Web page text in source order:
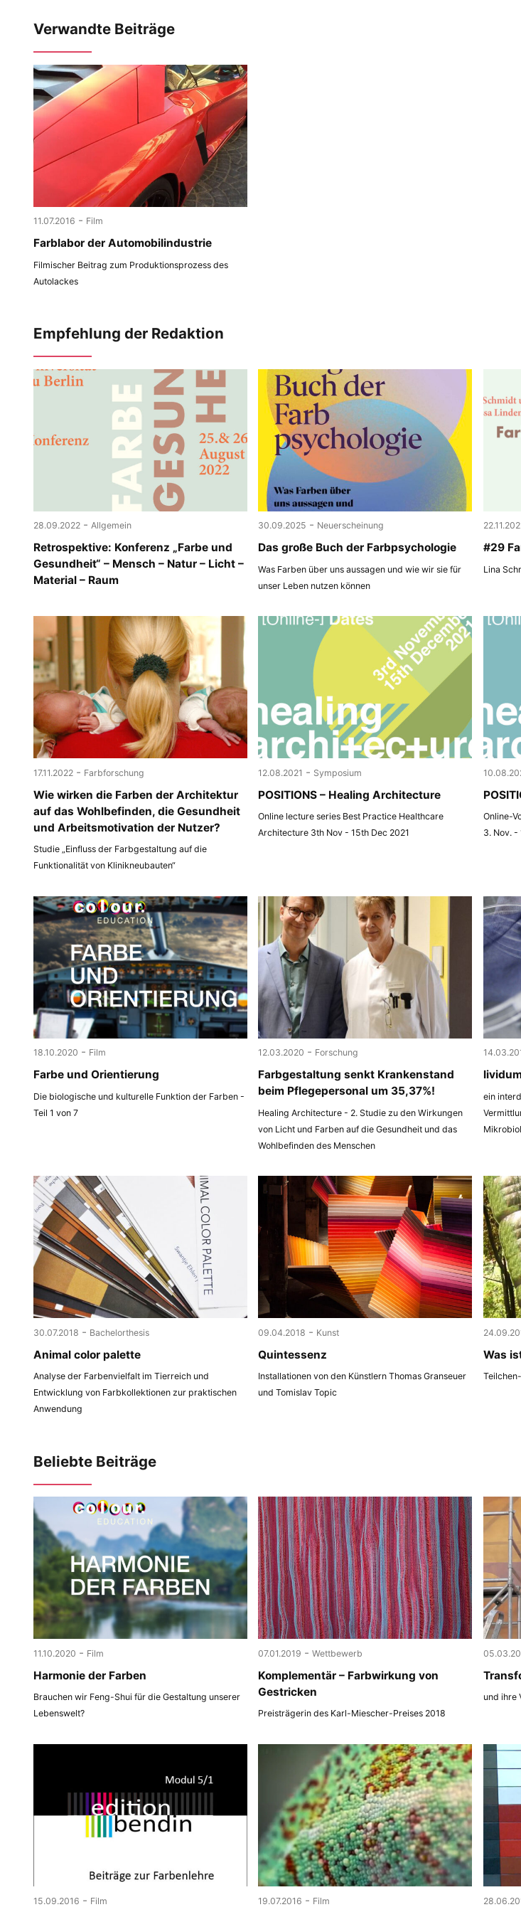
Verwandte Beiträge
11.07.2016 - Film
Farblabor der Automobilindustrie
Filmischer Beitrag zum Produktionsprozess des
Autolackes
Empfehlung der Redaktion
28.09.2022 - Allgemein
Retrospektive: Konferenz „Farbe und
Gesundheit“ – Mensch – Natur – Licht –
Material – Raum
30.09.2025 - Neuerscheinung
Das große Buch der Farbpsychologie
Was Farben über uns aussagen und wie wir sie für
unser Leben nutzen können
#29
Lina
17.11.2022 - Farbforschung
Wie wirken die Farben der Architektur
auf das Wohlbefinden, die Gesundheit
und Arbeitsmotivation der Nutzer?
Studie „Einfluss der Farbgestaltung auf die
Funktionalität von Klinikneubauten“
12.08.2021 - Symposium
POSITIONS – Healing Architecture
Online lecture series Best Practice Healthcare
Architecture 3th Nov - 15th Dec 2021
Online-
3. Nov. -
18.10.2020 - Film
Farbe und Orientierung
Die biologische und kulturelle Funktion der Farben -
Teil 1 von 7
12.03.2020 - Forschung
Farbgestaltung senkt Krankenstand
beim Pflegepersonal um 35,37%!
Healing Architecture - 2. Studie zu den Wirkungen
von Licht und Farben auf die Gesundheit und das
Wohlbefinden des Menschen
ein
30.07.2018 - Bachelorthesis
Animal color palette
Analyse der Farbenvielfalt im Tierreich und
Entwicklung von Farbkollektionen zur praktischen
Anwendung
09.04.2018 - Kunst
Quintessenz
Installationen von den Künstlern Thomas Granseuer
und Tomislav Topic
Was
Beliebte Beiträge
11.10.2020 - Film
Harmonie der Farben
Brauchen wir Feng-Shui für die Gestaltung unserer
Lebenswelt?
07.01.2019 - Wettbewerb
Komplementär – Farbwirkung von
Gestricken
Preisträgerin des Karl-Miescher-Preises 2018
und ihre
15.09.2016 - Film 19.07.2016 - Film